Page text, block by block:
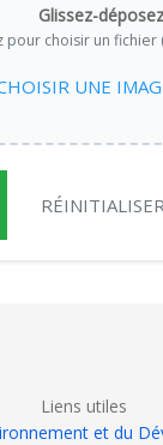
Glissez-
choisir un fichier
UNE
RÉINITIALISER
Liens utiles
et du